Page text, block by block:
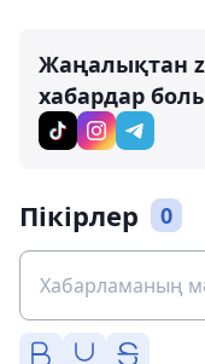
Жаңалықтан
хабардар
Пікірлер 0